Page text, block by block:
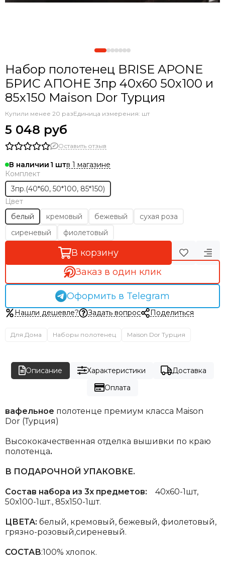
Набор полотенец BRISE APONE
БРИС АПОНЕ 3пр 40х60 50х100 и
85х150 Maison Dor Турция
Купили менее 20 разЕдиница измерения: шт
5 048 руб
Оставить отзыв
В наличии 1
в 1 магазине
Комплект
3пр.(40*60, 50*100, 85*150)
Цвет
белый
кремовый бежевый
сухая роза
сиреневый
фиолетовый
В корзину
Заказ в один клик
Оформить в Telegram
Нашли дешевле? Задать вопрос Поделиться
Для Дома Наборы полотенец Maison Dor Турция
Описание Характеристики
Доставка
Оплата
вафельное полотенце премиум класса Maison
Dor (Турция)
Высококачественная отделка вышивки по краю
полотенца.
В ПОДАРОЧНОЙ УПАКОВКЕ.
Состав набора из 3х предметов: 40х60-1шт,
50х100-1шт., 85х150-1шт.
ЦВЕТА: белый, кремовый, бежевый, фиолетовый,
грязно-розовый,сиреневый.
СОСТАВ:100% хлопок.